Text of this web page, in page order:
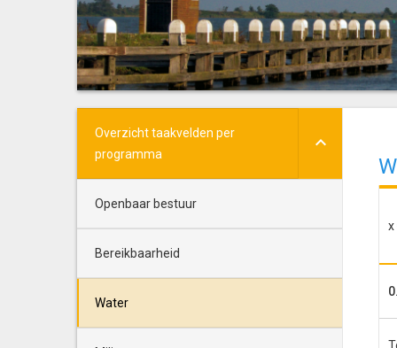
x
Overzicht taakvelden per
programma
Openbaar bestuur
Bereikbaarheid
Water